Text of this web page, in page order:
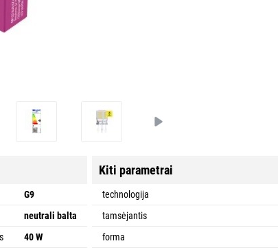
G9
neutrali balta
40 W
Kiti parametrai
technologija
tamsėjantis
forma